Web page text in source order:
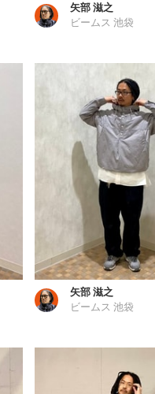
矢部 滋之
ビームス 池袋
矢部 滋之
ビームス 池袋